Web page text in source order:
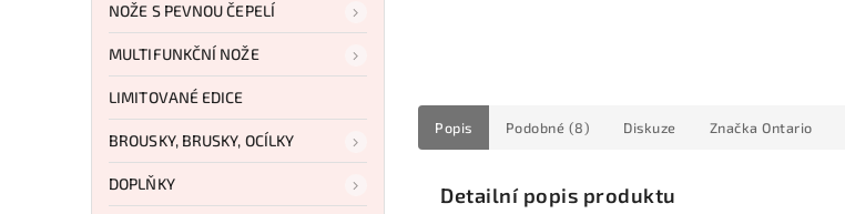
NOŽE S PEVNOU ČEPELÍ
MULTIFUNKČNÍ NOŽE
LIMITOVANÉ EDICE
BROUSKY, BRUSKY, OCÍLKY
DOPLŇKY
Popis Podobné (8) Diskuze Značka Ontario
Detailní popis produktu